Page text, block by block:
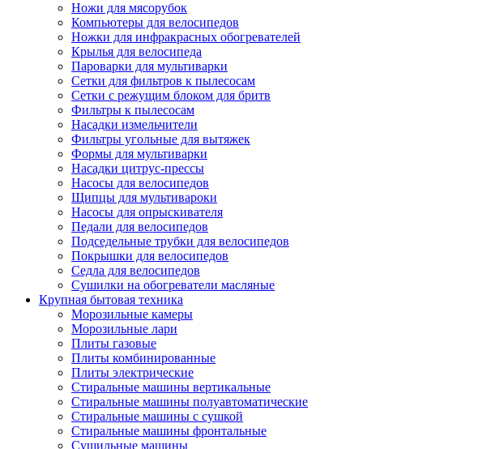
Ножи для мясорубок
Компьютеры для велосипедов
Ножки для инфракрасных обогревателей
Крылья для велосипеда
Пароварки для мультиварки
Сетки для фильтров к пылесосам
Сетки с режущим блоком для бритв
Фильтры к пылесосам
Насадки измельчители
Фильтры угольные для вытяжек
Формы для мультиварки
Насадки цитрус-прессы
Насосы для велосипедов
Щипцы для мультивароки
Насосы для опрыскивателя
Педали для велосипедов
Подседельные трубки для велосипедов
Покрышки для велосипедов
Седла для велосипедов
Сушилки на обогреватели масляные
Крупная бытовая техника
Морозильные камеры
Морозильные лари
Плиты газовые
Плиты комбинированные
Плиты электрические
Стиральные машины вертикальные
Стиральные машины полуавтоматические
Стиральные машины с сушкой
Стиральные машины фронтальные
Сушильные машины